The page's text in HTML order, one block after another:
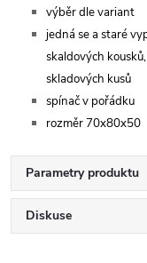
výběr dle variant
jedná se a staré
skaldových
skladových kusů
spínač v pořádku
rozměr 70x80x50
Parametry produktu
Diskuse